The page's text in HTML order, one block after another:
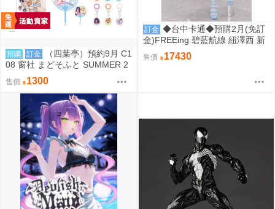
預購 訂金
（四葉亭）預約9月 C1
08 窗社 まどそふと SUMMER 2
026 精品組 0814
售價 1300
訂金 ◆台中卡通◆預購2月(免訂
金)FREEing 碧藍航線 紐澤西 新
澤西 宿舍計劃Ver. 1/3 0917
售價 17430